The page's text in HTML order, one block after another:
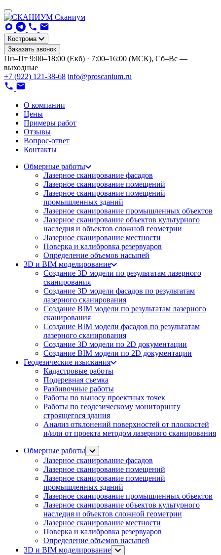
Сканиум
Кострома
Заказать звонок
Пн–Пт 9:00–18:00 (Екб) · 7:00–16:00 (МСК), Сб–Вс —
выходные
+7 (922) 121-38-68 info@proscanium.ru
О компании
Цены
Примеры работ
Отзывы
Вопрос-ответ
Контакты
Обмерные работы
Лазерное сканирование фасадов
Лазерное сканирование помещений
Лазерное сканирование помещений
промышленных зданий
Лазерное сканирование промышленных объектов
Лазерное сканирование объектов культурного
наследия и объектов сложной геометрии
Лазерное сканирование местности
Поверка и калибровка резервуаров
Определение объемов насы​​пей
3D и BIM моделирование
Создание 3D модели по результатам лазерного
сканирования
Создание 3D модели фасадов по результатам
лазерного сканирования
Создание BIM модели по результатам лазерного
сканирования
Создание BIM модели фасадов по результатам
лазерного сканирования
Создание 3D модели по 2D документации
Создание BIM модели по 2D документации
Геодезические изыскания
Кадастровые работы
Подеревная съемка
Разбивочные работы
Работы по выносу проектных точек
Работы по геодезическому мониторингу
строящегося здания
Анализ отклонений поверхностей от плоскостей
и/или от проекта методом лазерного сканирования
Обмерные работы
Лазерное сканирование фасадов
Лазерное сканирование помещений
Лазерное сканирование помещений
промышленных зданий
Лазерное сканирование промышленных объектов
Лазерное сканирование объектов культурного
наследия и объектов сложной геометрии
Лазерное сканирование местности
Поверка и калибровка резервуаров
Определение объемов насы​​пей
3D и BIM моделирование